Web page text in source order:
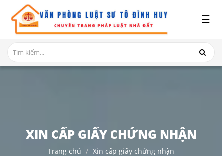
GIỚI
THIỆU
DỊCH
NHÀ
☰
XIN CẤP GIẤY CHỨNG NHẬN
Trang chủ Xin cấp giấy chứng nhận